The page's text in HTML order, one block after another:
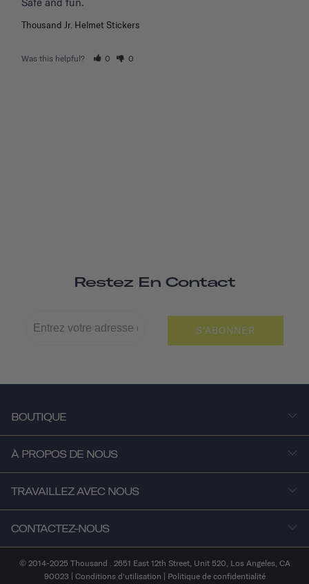
Thousand Jr. Helmet Stickers
Was this helpful? 0 0
Restez En Contact
S'ABONNER
BOUTIQUE
À PROPOS DE NOUS
TRAVAILLEZ AVEC NOUS
CONTACTEZ-NOUS
© 2014-2025 Thousand . 2651 East 12th Street, Unit 520, Los Angeles, CA
90023 | Conditions d'utilisation | Politique de confidentialité